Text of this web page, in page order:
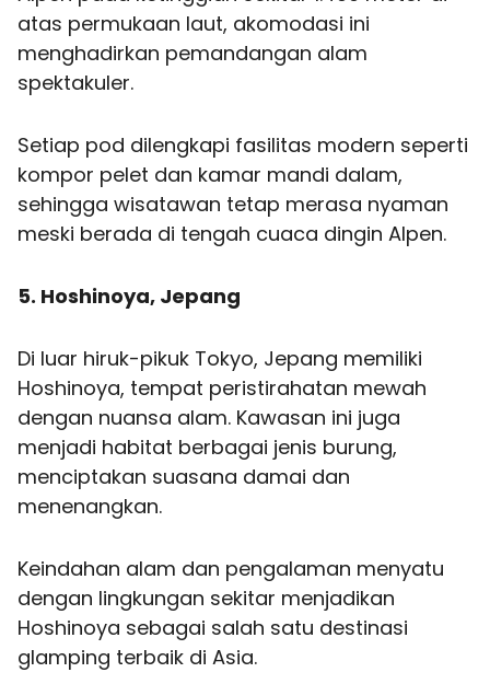
atas permukaan laut, akomodasi ini
menghadirkan pemandangan alam
spektakuler.
Setiap pod dilengkapi fasilitas modern seperti
kompor pelet dan kamar mandi dalam,
sehingga wisatawan tetap merasa nyaman
meski berada di tengah cuaca dingin Alpen.
5. Hoshinoya, Jepang
Di luar hiruk-pikuk Tokyo, Jepang memiliki
Hoshinoya, tempat peristirahatan mewah
dengan nuansa alam. Kawasan ini juga
menjadi habitat berbagai jenis burung,
menciptakan suasana damai dan
menenangkan.
Keindahan alam dan pengalaman menyatu
dengan lingkungan sekitar menjadikan
Hoshinoya sebagai salah satu destinasi
glamping terbaik di Asia.